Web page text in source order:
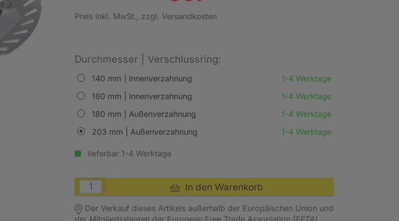
Preis inkl. MwSt., zzgl. Versandkosten
Durchmesser | Verschlussring:
140 mm | Innenverzahnung
1-4 Werktage
160 mm | Innenverzahnung
1-4 Werktage
180 mm | Außenverzahnung
1-4 Werktage
203 mm | Außenverzahnung
1-4 Werktage
lieferbar 1-4 Werktage
In den Warenkorb
Der Verkauf dieses Artikels außerhalb der Europäischen Union und
der Mitgliedsstaaten der European Free Trade Association (EFTA)